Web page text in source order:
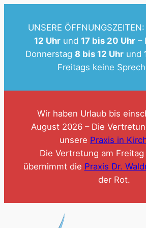
springen
UNSERE
12 Uhrund 17 bis 20 Uhr–
Donnerstag 8 bis 12 Uhrund
Freitags keine
Wir haben Urlaub bis
August 2026 – Die
unsere Praxis in
Die Vertretung am Freitag
übernimmt die Praxis Dr.
der Rot.